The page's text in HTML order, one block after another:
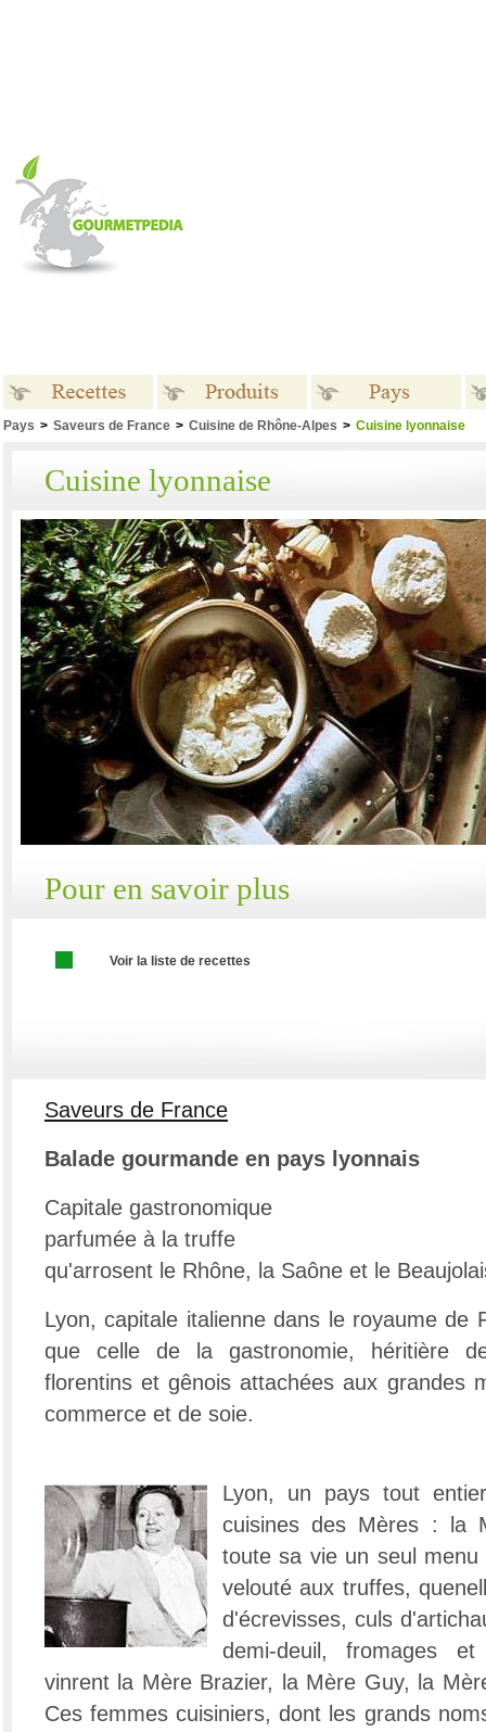
Pays > Saveurs de France > Cuisine de Rhône-Alpes > Cuisine lyonnaise
Cuisine lyonnaise
Pour en savoir plus
Voir la liste de recettes
Saveurs de France
Balade gourmande en pays lyonnais
Capitale gastronomique
parfumée à la truffe
qu'arrosent le Rhône, la Saône et le
Lyon, capitale italienne dans le royaume de
que celle de la gastronomie, héritière
florentins et gênois attachées aux grandes
commerce et de soie.
Lyon, un pays tout
cuisines des Mères : la
toute sa vie un seul
velouté aux truffes,
d'écrevisses, culs
demi-deuil, fromages
vinrent la Mère Brazier, la Mère Guy, la
Ces femmes cuisiniers, dont les grands